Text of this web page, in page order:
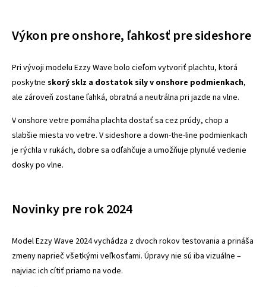
Výkon pre onshore, ľahkosť pre sideshore
Pri vývoji modelu Ezzy Wave bolo cieľom vytvoriť plachtu, ktorá
poskytne skorý sklz a dostatok sily v onshore podmienkach,
ale zároveň zostane ľahká, obratná a neutrálna pri jazde na vlne.
V onshore vetre pomáha plachta dostať sa cez prúdy, chop a
slabšie miesta vo vetre. V sideshore a down-the-line podmienkach
je rýchla v rukách, dobre sa odľahčuje a umožňuje plynulé vedenie
dosky po vlne.
Novinky pre rok 2024
Model Ezzy Wave 2024 vychádza z dvoch rokov testovania a prináša
zmeny naprieč všetkými veľkosťami. Úpravy nie sú iba vizuálne –
najviac ich cítiť priamo na vode.